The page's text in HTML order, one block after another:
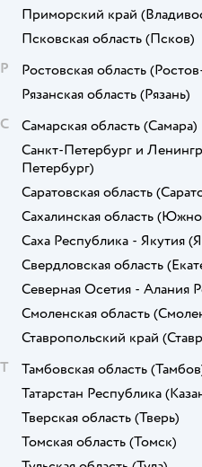
Приморский край
Псковская область (Псков)
Р
Ростовская область
Рязанская область (Рязань)
С
Самарская область (Самара)
Санкт-Петербург и
Петербург)
Саратовская область
Сахалинская область
Саха Республика - Якутия
Свердловская область
Северная Осетия - Алания
Смоленская область
Ставропольский край
Т
Тамбовская область
Татарстан Республика
Тверская область (Тверь)
Томская область (Томск)